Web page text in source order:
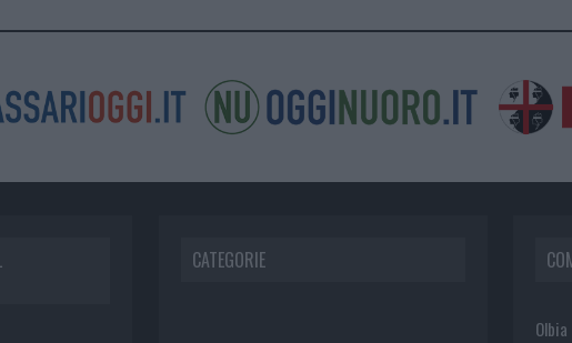
CATEGORIE
Olbia